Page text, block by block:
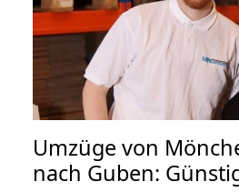
Umzüge von
nach Guben: